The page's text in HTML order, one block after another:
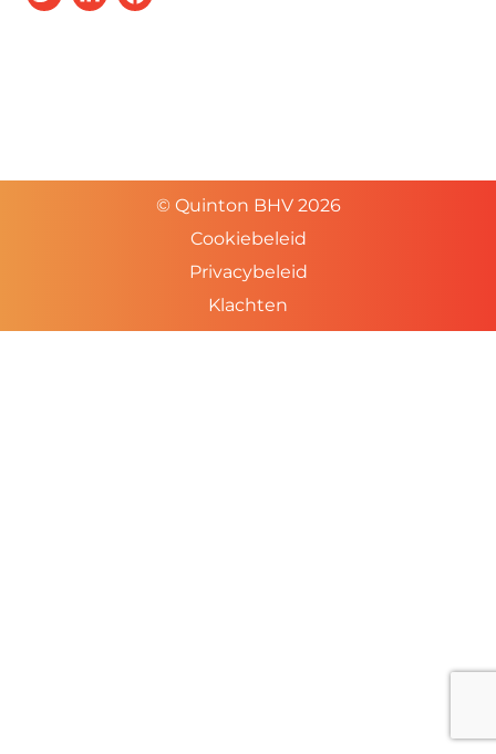
© Quinton BHV 2026
Cookiebeleid
Privacybeleid
Klachten